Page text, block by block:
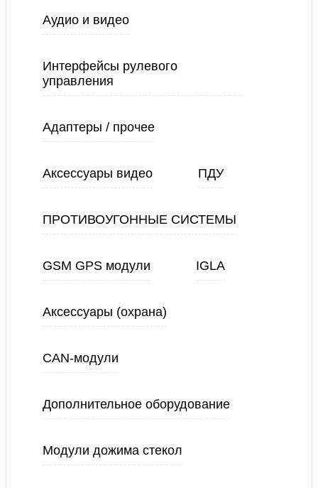
Аудио и видео
Интерфейсы рулевого
управления
Адаптеры / прочее
Аксессуары видео ПДУ
ПРОТИВОУГОННЫЕ СИСТЕМЫ
GSM GPS модули IGLA
Аксессуары (охрана)
CAN-модули
Дополнительное оборудование
Модули дожима стекол